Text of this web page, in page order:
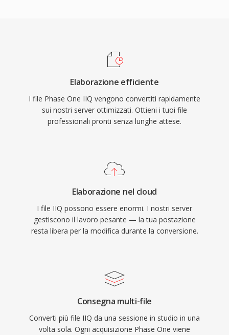
Elaborazione efficiente
I file Phase One IIQ vengono convertiti rapidamente
sui nostri server ottimizzati. Ottieni i tuoi file
professionali pronti senza lunghe attese.
Elaborazione nel cloud
I file IIQ possono essere enormi. I nostri server
gestiscono il lavoro pesante — la tua postazione
resta libera per la modifica durante la conversione.
Consegna multi-file
Converti più file IIQ da una sessione in studio in una
volta sola. Ogni acquisizione Phase One viene